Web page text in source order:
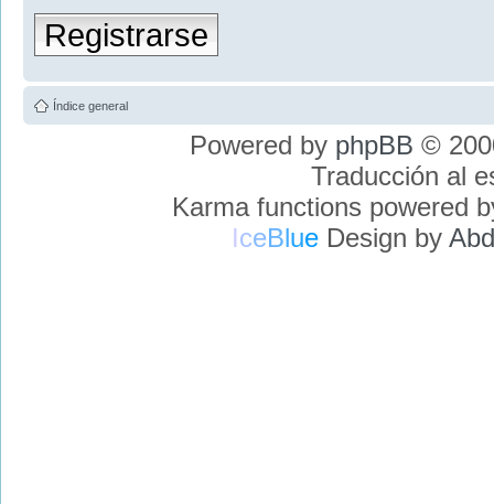
Registrarse
Índice general
Powered by phpBB ©
Traducción al
Karma functions powered
IceBlueDesign by